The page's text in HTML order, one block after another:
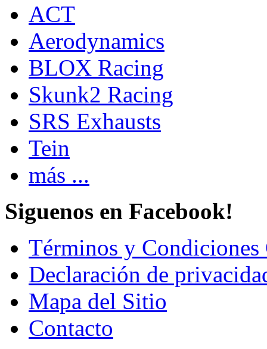
ACT
Aerodynamics
BLOX Racing
Skunk2 Racing
SRS Exhausts
Tein
más ...
Siguenos en Facebook!
Términos y Condiciones
Declaración de
Mapa del Sitio
Contacto